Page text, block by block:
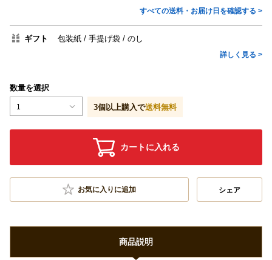
すべての送料・お届け日を確認する >
ギフト 包装紙 手提げ袋 のし
詳しく見る >
数量を選択
1 3個以上購入で送料無料
カートに入れる
お気に入りに追加 シェア
商品説明